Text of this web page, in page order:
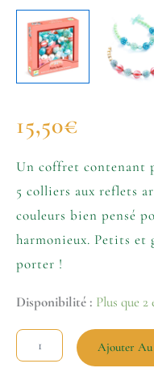
15,50€
Un coffret contenant
5 colliers aux reflets
couleurs bien pensé
harmonieux. Petits et
porter !
Disponibilité : Plus que
Ajouter Au